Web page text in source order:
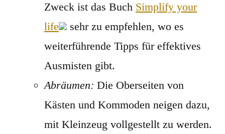
Zweck ist das Buch Simplify your
life
sehr zu empfehlen, wo es
weiterführende Tipps für effektives
Ausmisten gibt.
Abräumen: Die Oberseiten von
Kästen und Kommoden neigen dazu,
mit Kleinzeug vollgestellt zu werden.